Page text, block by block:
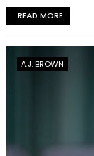
READ MORE
A.J. BROWN